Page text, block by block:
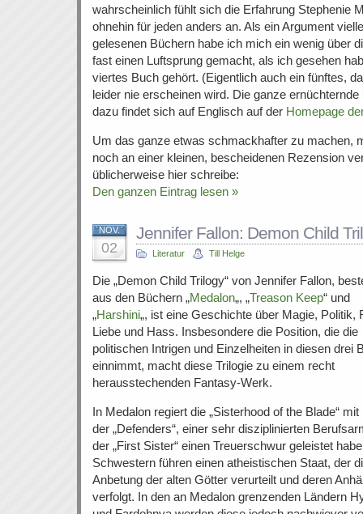
wahrscheinlich fühlt sich die Erfahrung Stephenie
ohnehin für jeden anders an. Als ein Argument
gelesenen Büchern habe ich mich ein wenig über
fast einen Luftsprung gemacht, als ich gesehen
viertes Buch gehört. (Eigentlich auch ein fünftes,
leider nie erscheinen wird. Die ganze
dazu findet sich auf Englisch auf der Homepage
Um das ganze etwas schmackhafter zu machen,
noch an einer kleinen, bescheidenen Rezension
üblicherweise hier schreibe:
Den ganzen Eintrag lesen »
NOV.
02
Jennifer Fallon: Demon Child
Literatur Till Helge
Die „Demon Child Trilogy“ von Jennifer Fallon,
aus den Büchern „Medalon„, „Treason Keep“ und
„Harshini„, ist eine Geschichte über Magie, Politik,
Liebe und Hass. Insbesondere die Position, die die
politischen Intrigen und Einzelheiten in diesen drei
einnimmt, macht diese Trilogie zu einem recht
herausstechenden Fantasy-Werk.
In Medalon regiert die „Sisterhood of the Blade“ mit
der „Defenders“, einer sehr disziplinierten
der „First Sister“ einen Treuerschwur geleistet
Schwestern führen einen atheistischen Staat, der
Anbetung der alten Götter verurteilt und deren
verfolgt. In den an Medalon grenzenden Ländern